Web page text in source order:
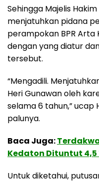
Sehingga Majelis
menjatuhkan pidana
perampokan BPR Arta
dengan yang diatur
tersebut.
“Mengadili.
Heri Gunawan oleh
selama 6 tahun,” ucap
palunya.
Baca Juga:
Kedaton Dituntut 4,5
Untuk diketahui,